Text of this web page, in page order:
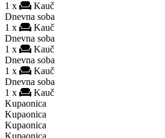
1 x
Kauč
Dnevna soba
1 x
Kauč
Dnevna soba
1 x
Kauč
Dnevna soba
1 x
Kauč
Dnevna soba
1 x
Kauč
Kupaonica
Kupaonica
Kupaonica